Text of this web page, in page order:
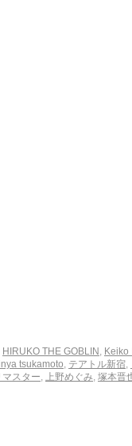
HIRUKO THE GOBLIN , Keiko
tsukamoto, テアトル新宿,
マスター, 上野めぐみ, 塚本晋